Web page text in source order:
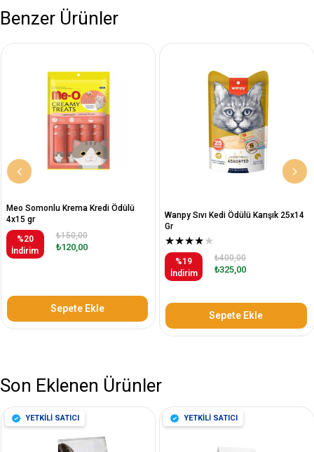
Benzer Ürünler
Meo Somonlu Krema Kredi Ödülü
4x15 gr
%20
İndirim
₺120,00
₺150,00
Sepete Ekle
Wanpy Sıvı Kedi Ödülü Karışık 25x14
Gr
★★★★★
%19
İndirim
₺325,00
₺400,00
Sepete Ekle
Son Eklenen Ürünler
YETKİLİ SATICI YETKİLİ SATICI